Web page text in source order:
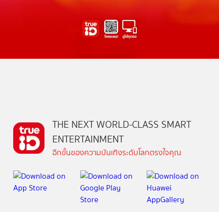
THE NEXT WORLD-CLASS SMART
ENTERTAINMENT
อีกขั้นของความบันเทิงระดับโลกตรงใจคุณ